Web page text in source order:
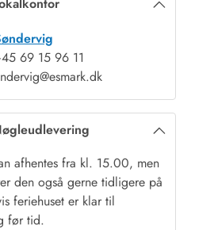
69 15 96 11
afhentes fra kl. 15.00, men
den også gerne tidligere på
feriehuset er klar til
før tid.